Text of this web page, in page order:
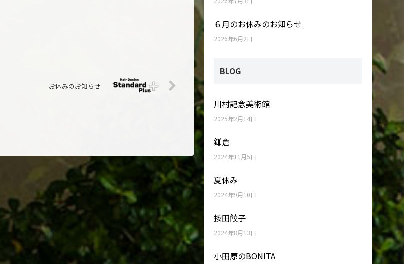
お休みのお知らせ
６月のお休みのお知らせ
2026年6月2日
BLOG
川村記念美術館
2025年2月14日
鎌倉
2024年11月5日
夏休み
2024年9月10日
按田餃子
2024年8月13日
小田原のBONITA